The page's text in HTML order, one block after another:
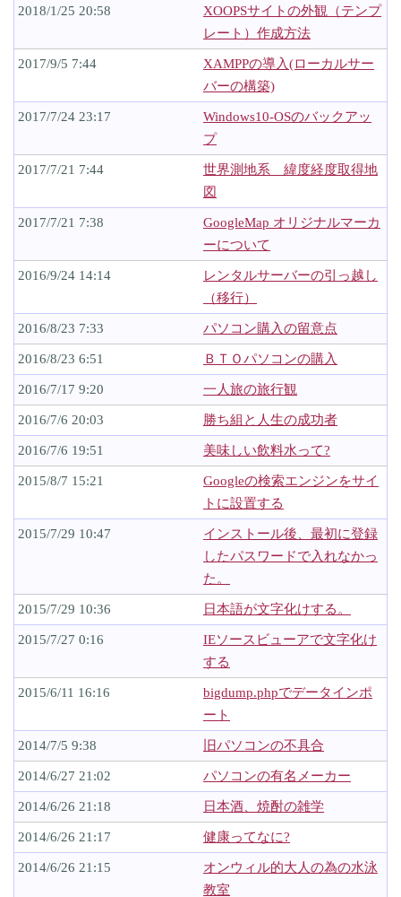
2018/1/25 20:58
XOOPSサイトの外観（テンプ
レート）作成方法
2017/9/5 7:44
XAMPPの導入(ローカルサー
バーの構築)
2017/7/24 23:17
Windows10-OSのバックアッ
プ
2017/7/21 7:44
世界測地系 緯度経度取得地
図
2017/7/21 7:38
GoogleMap オリジナルマーカ
ーについて
2016/9/24 14:14
レンタルサーバーの引っ越し
（移行）
2016/8/23 7:33 パソコン購入の留意点
2016/8/23 6:51 ＢＴＯパソコンの購入
2016/7/17 9:20 一人旅の旅行観
2016/7/6 20:03 勝ち組と人生の成功者
2016/7/6 19:51 美味しい飲料水って?
2015/8/7 15:21
Googleの検索エンジンをサイ
トに設置する
2015/7/29 10:47
インストール後、最初に登録
したパスワードで入れなかっ
た。
2015/7/29 10:36 日本語が文字化けする。
2015/7/27 0:16
IEソースビューアで文字化け
する
2015/6/11 16:16
bigdump.phpでデータインポ
ート
2014/7/5 9:38 旧パソコンの不具合
2014/6/27 21:02 パソコンの有名メーカー
2014/6/26 21:18 日本酒、焼酎の雑学
2014/6/26 21:17 健康ってなに?
2014/6/26 21:15
オンウィル的大人の為の水泳
教室